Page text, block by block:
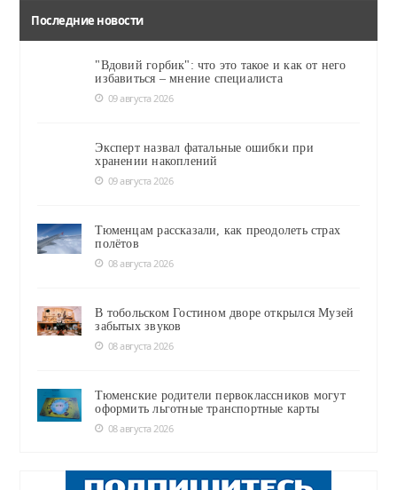
Последние новости
"Вдовий горбик": что это такое и как от него
избавиться – мнение специалиста
09 августа 2026
Эксперт назвал фатальные ошибки при
хранении накоплений
09 августа 2026
Тюменцам рассказали, как преодолеть страх
полётов
08 августа 2026
В тобольском Гостином дворе открылся Музей
забытых звуков
08 августа 2026
Тюменские родители первоклассников могут
оформить льготные транспортные карты
08 августа 2026